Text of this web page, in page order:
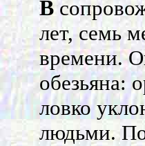
В
лет, семь
времени.
обезьяна:
ловко
людьми.